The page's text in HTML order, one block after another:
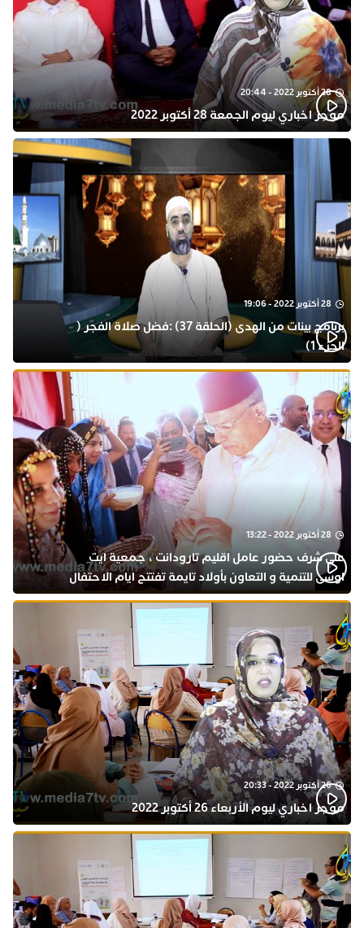
28 أكتوبر 2022 - 20:44
موجز اخباري ليوم الجمعة 28 أكتوبر 2022
28 أكتوبر 2022 - 19:06
برنامج بينات من الهدى (الحلقة 37) :فضل صلاة الفجر (
الجزء 1)
28 أكتوبر 2022 - 13:22
على شرف حضور عامل اقليم تارودانت ، جمعية ايت
اوسى للتنمية و التعاون بأولاد تايمة تفتتح ايام الاحتفال
بذكرى المولد النبوي
26 أكتوبر 2022 - 20:33
موجز اخباري ليوم الأربعاء 26 أكتوبر 2022